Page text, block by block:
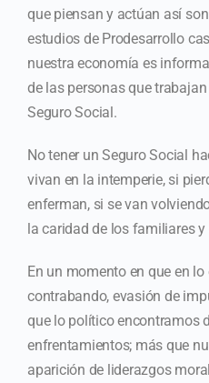
que piensan y actúan así
estudios de Prodesarrollo
nuestra economía es
de las personas que
Seguro Social.
No tener un Seguro Social
vivan en la intemperie, si
enferman, si se van
la caridad de los familiares
En un momento en que en
contrabando, evasión de
que lo político encontramos
enfrentamientos; más que
aparición de liderazgos